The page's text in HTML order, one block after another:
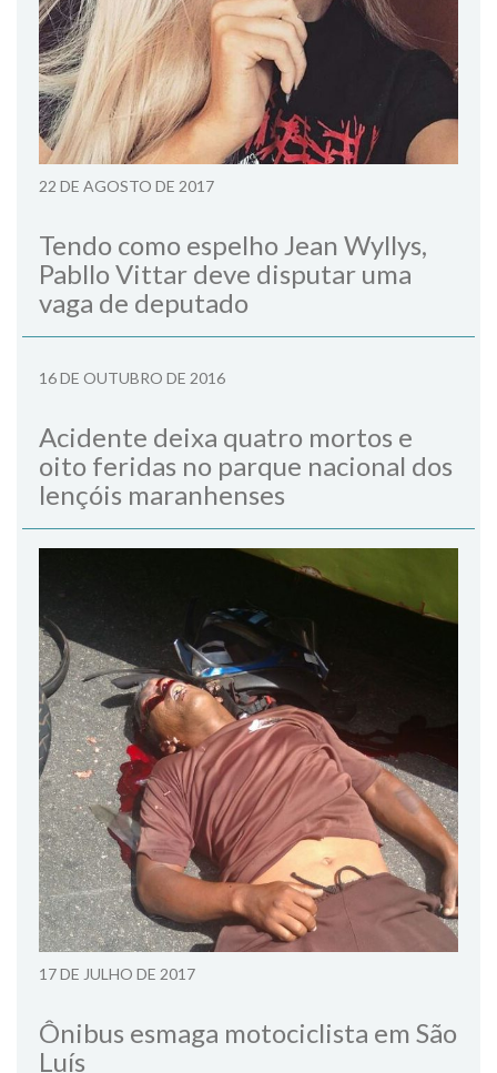
22 DE AGOSTO DE 2017
Tendo como espelho Jean Wyllys,
Pabllo Vittar deve disputar uma
vaga de deputado
16 DE OUTUBRO DE 2016
Acidente deixa quatro mortos e
oito feridas no parque nacional dos
lençóis maranhenses
17 DE JULHO DE 2017
Ônibus esmaga motociclista em São
Luís